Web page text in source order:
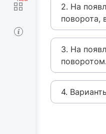
2. На
поворота,
3. На
поворотом.
4.